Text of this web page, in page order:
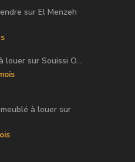
sur El Menzeh
louer sur Souissi O...
à louer sur